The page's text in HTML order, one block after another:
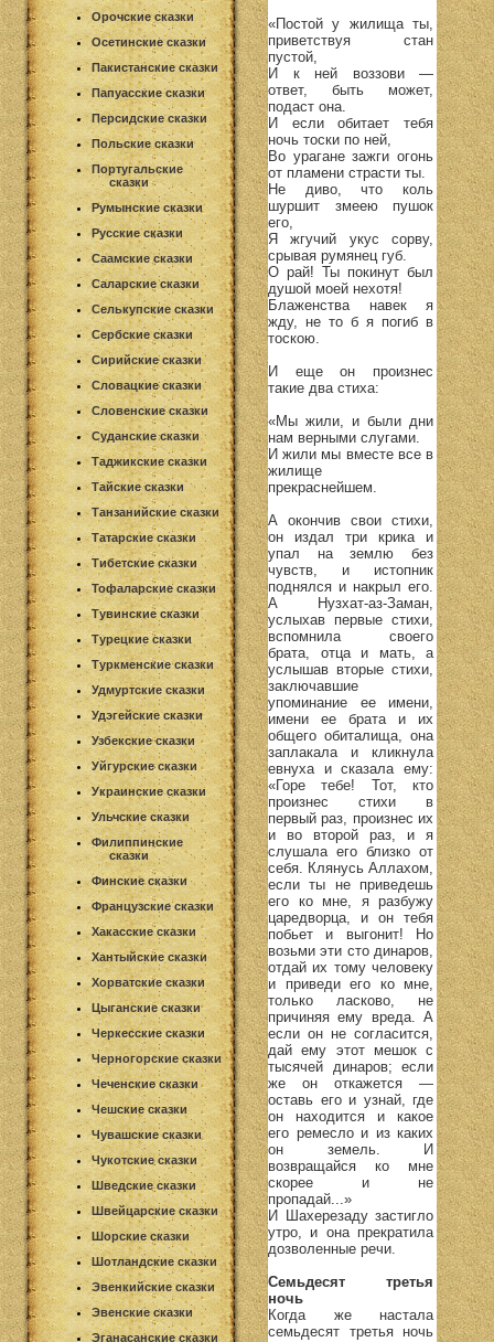
Орочские сказки
Осетинские сказки
Пакистанские сказки
Папуасские сказки
Персидские сказки
Польские сказки
Португальские
сказки
Румынские сказки
Русские сказки
Саамские сказки
Саларские сказки
Селькупские сказки
Сербские сказки
Сирийские сказки
Словацкие сказки
Словенские сказки
Суданские сказки
Таджикские сказки
Тайские сказки
Танзанийские сказки
Татарские сказки
Тибетские сказки
Тофаларские сказки
Тувинские сказки
Турецкие сказки
Туркменские сказки
Удмуртские сказки
Удэгейские сказки
Узбекские сказки
Уйгурские сказки
Украинские сказки
Ульчские сказки
Филиппинские
сказки
Финские сказки
Французские сказки
Хакасские сказки
Хантыйские сказки
Хорватские сказки
Цыганские сказки
Черкесские сказки
Черногорские сказки
Чеченские сказки
Чешские сказки
Чувашские сказки
Чукотские сказки
Шведские сказки
Швейцарские сказки
Шорские сказки
Шотландские сказки
Эвенкийские сказки
Эвенские сказки
Эганасанские сказки
«Постой у жилища ты,
приветствуя стан
пустой,
И к ней воззови —
ответ, быть может,
подаст она.
И если обитает тебя
ночь тоски по ней,
Во урагане зажги огонь
от пламени страсти ты.
Не диво, что коль
шуршит змеею пушок
его,
Я жгучий укус сорву,
срывая румянец губ.
О рай! Ты покинут был
душой моей нехотя!
Блаженства навек я
жду, не то б я погиб в
тоскою.
И еще он произнес
такие два стиха:
«Мы жили, и были дни
нам верными слугами.
И жили мы вместе все в
жилище
прекраснейшем.
А окончив свои стихи,
он издал три крика и
упал на землю без
чувств, и истопник
поднялся и накрыл его.
А Нузхат-аз-Заман,
услыхав первые стихи,
вспомнила своего
брата, отца и мать, а
услышав вторые стихи,
заключавшие
упоминание ее имени,
имени ее брата и их
общего обиталища, она
заплакала и кликнула
евнуха и сказала ему:
«Горе тебе! Тот, кто
произнес стихи в
первый раз, произнес их
и во второй раз, и я
слушала его близко от
себя. Клянусь Аллахом,
если ты не приведешь
его ко мне, я разбужу
царедворца, и он тебя
побьет и выгонит! Но
возьми эти сто динаров,
отдай их тому человеку
и приведи его ко мне,
только ласково, не
причиняя ему вреда. А
если он не согласится,
дай ему этот мешок с
тысячей динаров; если
же он откажется —
оставь его и узнай, где
он находится и какое
его ремесло и из каких
он земель. И
возвращайся ко мне
скорее и не
пропадай...»
И Шахерезаду застигло
утро, и она прекратила
дозволенные речи.
Семьдесят третья
ночь
Когда же настала
семьдесят третья ночь